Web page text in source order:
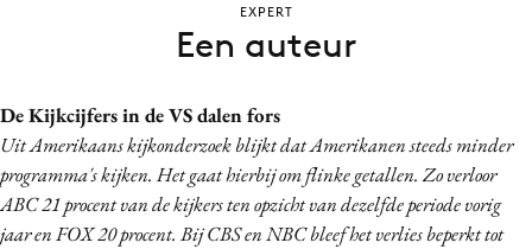
Contentmarketing
Craft
Customer Experience
Data & Insights
De Kijkcijfers in de VS dalen fors
Uit Amerikaans kijkonderzoek blijkt dat Amerikanen steeds minder
programma's kijken. Het gaat hierbij om flinke getallen. Zo verloor
ABC 21 procent van de kijkers ten opzicht van dezelfde periode vorig
jaar en FOX 20 procent. Bij CBS en NBC bleef het verlies beperkt tot
EXPERT
Een auteur